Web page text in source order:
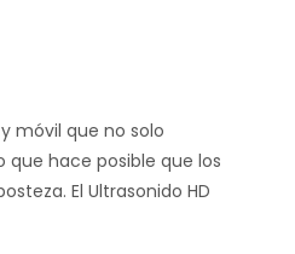
móvil que no solo
que hace posible que los
El Ultrasonido HD